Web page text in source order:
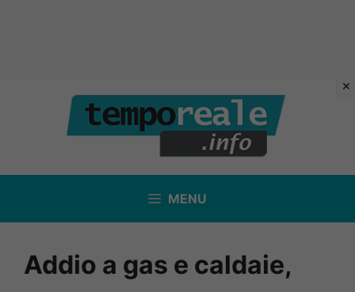
contenuto
MENU
Addio a gas e caldaie,